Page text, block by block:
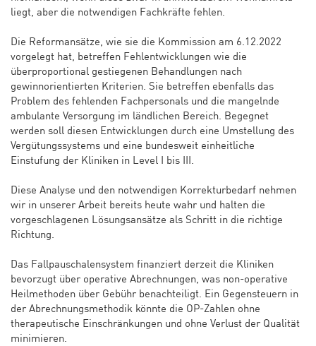
liegt, aber die notwendigen Fachkräfte fehlen.
Die Reformansätze, wie sie die Kommission am 6.12.2022
vorgelegt hat, betreffen Fehlentwicklungen wie die
überproportional gestiegenen Behandlungen nach
gewinnorientierten Kriterien. Sie betreffen ebenfalls das
Problem des fehlenden Fachpersonals und die mangelnde
ambulante Versorgung im ländlichen Bereich. Begegnet
werden soll diesen Entwicklungen durch eine Umstellung des
Vergütungssystems und eine bundesweit einheitliche
Einstufung der Kliniken in Level I bis III.
Diese Analyse und den notwendigen Korrekturbedarf nehmen
wir in unserer Arbeit bereits heute wahr und halten die
vorgeschlagenen Lösungsansätze als Schritt in die richtige
Richtung.
Das Fallpauschalensystem finanziert derzeit die Kliniken
bevorzugt über operative Abrechnungen, was non-operative
Heilmethoden über Gebühr benachteiligt. Ein Gegensteuern in
der Abrechnungsmethodik könnte die OP-Zahlen ohne
therapeutische Einschränkungen und ohne Verlust der Qualität
minimieren.